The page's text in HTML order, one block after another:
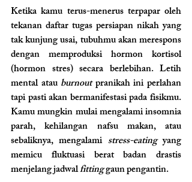
Ketika kamu terus-menerus terpapar oleh
tekanan daftar tugas persiapan nikah yang
tak kunjung usai, tubuhmu akan merespons
dengan memproduksi hormon kortisol
(hormon stres) secara berlebihan. Letih
mental atau burnout pranikah ini perlahan
tapi pasti akan bermanifestasi pada fisikmu.
Kamu mungkin mulai mengalami insomnia
parah, kehilangan nafsu makan, atau
sebaliknya, mengalami stress-eating yang
memicu fluktuasi berat badan drastis
menjelang jadwal fitting gaun pengantin.